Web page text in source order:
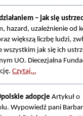
– jak się ustrzec
hazard, uzależnienie od
większą liczbę ludzi,
wszystkim jak się ich
UO. Diecezjalna
Czytaj…
adopcje Artykuł o
Wypowiedź pani